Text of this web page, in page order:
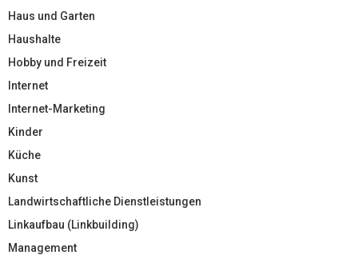
Haus und Garten
Haushalte
Hobby und Freizeit
Internet
Internet-Marketing
Kinder
Küche
Kunst
Landwirtschaftliche Dienstleistungen
Linkaufbau (Linkbuilding)
Management